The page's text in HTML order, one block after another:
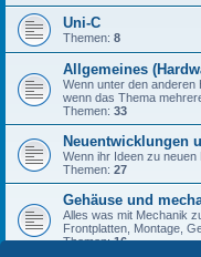
Uni-C
Themen: 8
Allgemeines
Wenn unter den
wenn das Thema
Themen: 33
Neuentwicklungen
Wenn ihr Ideen zu neuen
Themen: 27
Gehäuse und
Alles was mit Mechanik
Frontplatten, Montage,
Themen:16